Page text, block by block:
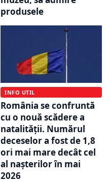
produsele
INFO UTIL
România se confruntă
cu o nouă scădere a
natalității. Numărul
deceselor a fost de 1,8
ori mai mare decât cel
al nașterilor în mai
2026